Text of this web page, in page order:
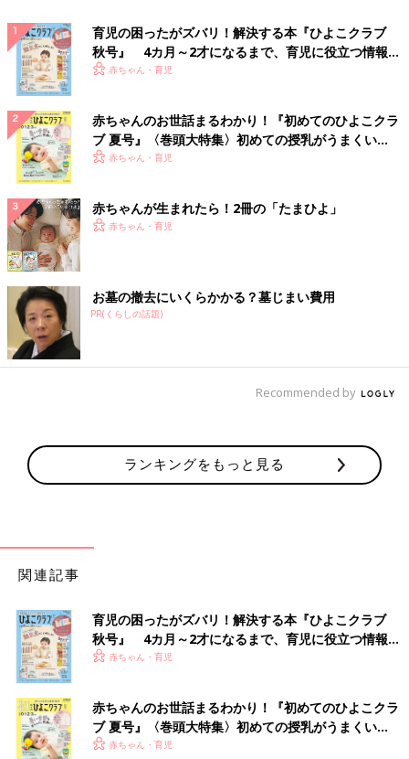
やファン、風呂のエプロンの内側、玄関、洗濯機の防水パンを10
月から始めました」
「10月に換気扇と魚焼きグリルを掃除しました」
「今年は忙しいのでもういいやー！って思ってたんですが、始め
ちゃいました。子ども部屋2つ分の掃除と、納戸、バルコニーを
終わらせてあります。キッチンは手を付けたいけど一番労力がか
かるので…頑張れる気持ちになったらやります」
大掃除前に！スキマ時間にプラスしたい
のこそうじ（小掃除）。今回は掃除で見落とし
がちな箇所など、普段の家事にプラスしたいこ
コロナ禍で家にいる時間が増えこともあり、日ごろから少しずつ
掃除をするようになった、という人も増えたようです。断捨離が
寒い中でのお掃除は大変！ 無理しすぎず、納得がいく部分ぐら
（文：ふくだりょうこ）
育児の困ったがズバリ！解決する本『ひよこクラブ
秋号』 4カ月～2才になるまで、育児に役立つ情報が
いっぱい！
赤ちゃん・育児
赤ちゃんのお世話まるわかり！『初めてのひよこクラ
ブ 夏号』〈巻頭大特集〉初めての授乳がうまくい
く！ おっぱい・ミルクの基本と夏のトラブル 解決テ
赤ちゃん・育児
赤ちゃんが生まれたら！2冊の「たまひよ」
赤ちゃん・育児
お墓の撤去にいくらかかる？墓じまい費用
PR(くらしの話題)
Recommended by
ランキングをもっと見る
関連記事
育児の困ったがズバリ！解決する本『ひよこクラブ
秋号』 4カ月～2才になるまで、育児に役立つ情報が
いっぱい！
赤ちゃん・育児
赤ちゃんのお世話まるわかり！『初めてのひよこクラ
ブ 夏号』〈巻頭大特集〉初めての授乳がうまくい
く！ おっぱい・ミルクの基本と夏のトラブル 解決テ
赤ちゃん・育児